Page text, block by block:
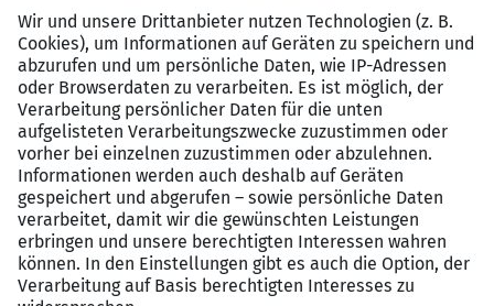
Anforderungen im Büroalltag
Benefits
unbefristete Vollzeitstelle in einem erfolgreichen
Traditionsunternehmen
ein attraktives Gehaltspaket mit
Vermögenswirksamer Leistungen (VL) und die
betriebliche Altersvorsorge
30 Tage Urlaub